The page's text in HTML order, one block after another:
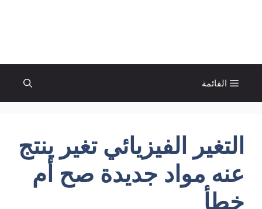
القائمة
التغير الفيزيائي تغير ينتج
عنه مواد جديدة صح أم
خطأ